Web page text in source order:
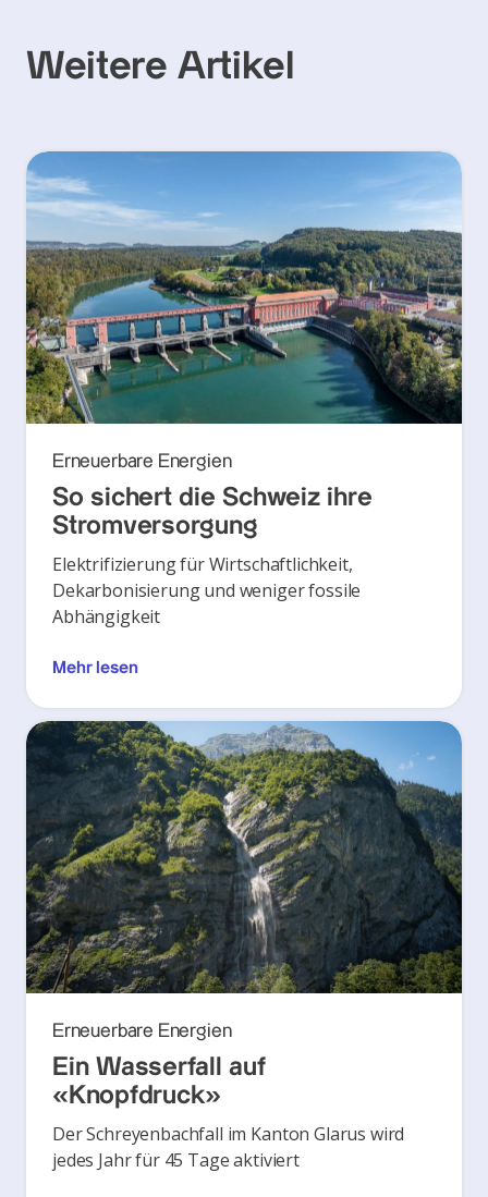
Weitere Artikel
Erneuerbare Energien
So sichert die Schweiz ihre
Stromversorgung
Elektrifizierung für Wirtschaftlichkeit,
Dekarbonisierung und weniger fossile
Abhängigkeit
Mehr lesen
Erneuerbare Energien
Ein Wasserfall auf
«Knopfdruck»
Der Schreyenbachfall im Kanton Glarus wird
jedes Jahr für 45 Tage aktiviert